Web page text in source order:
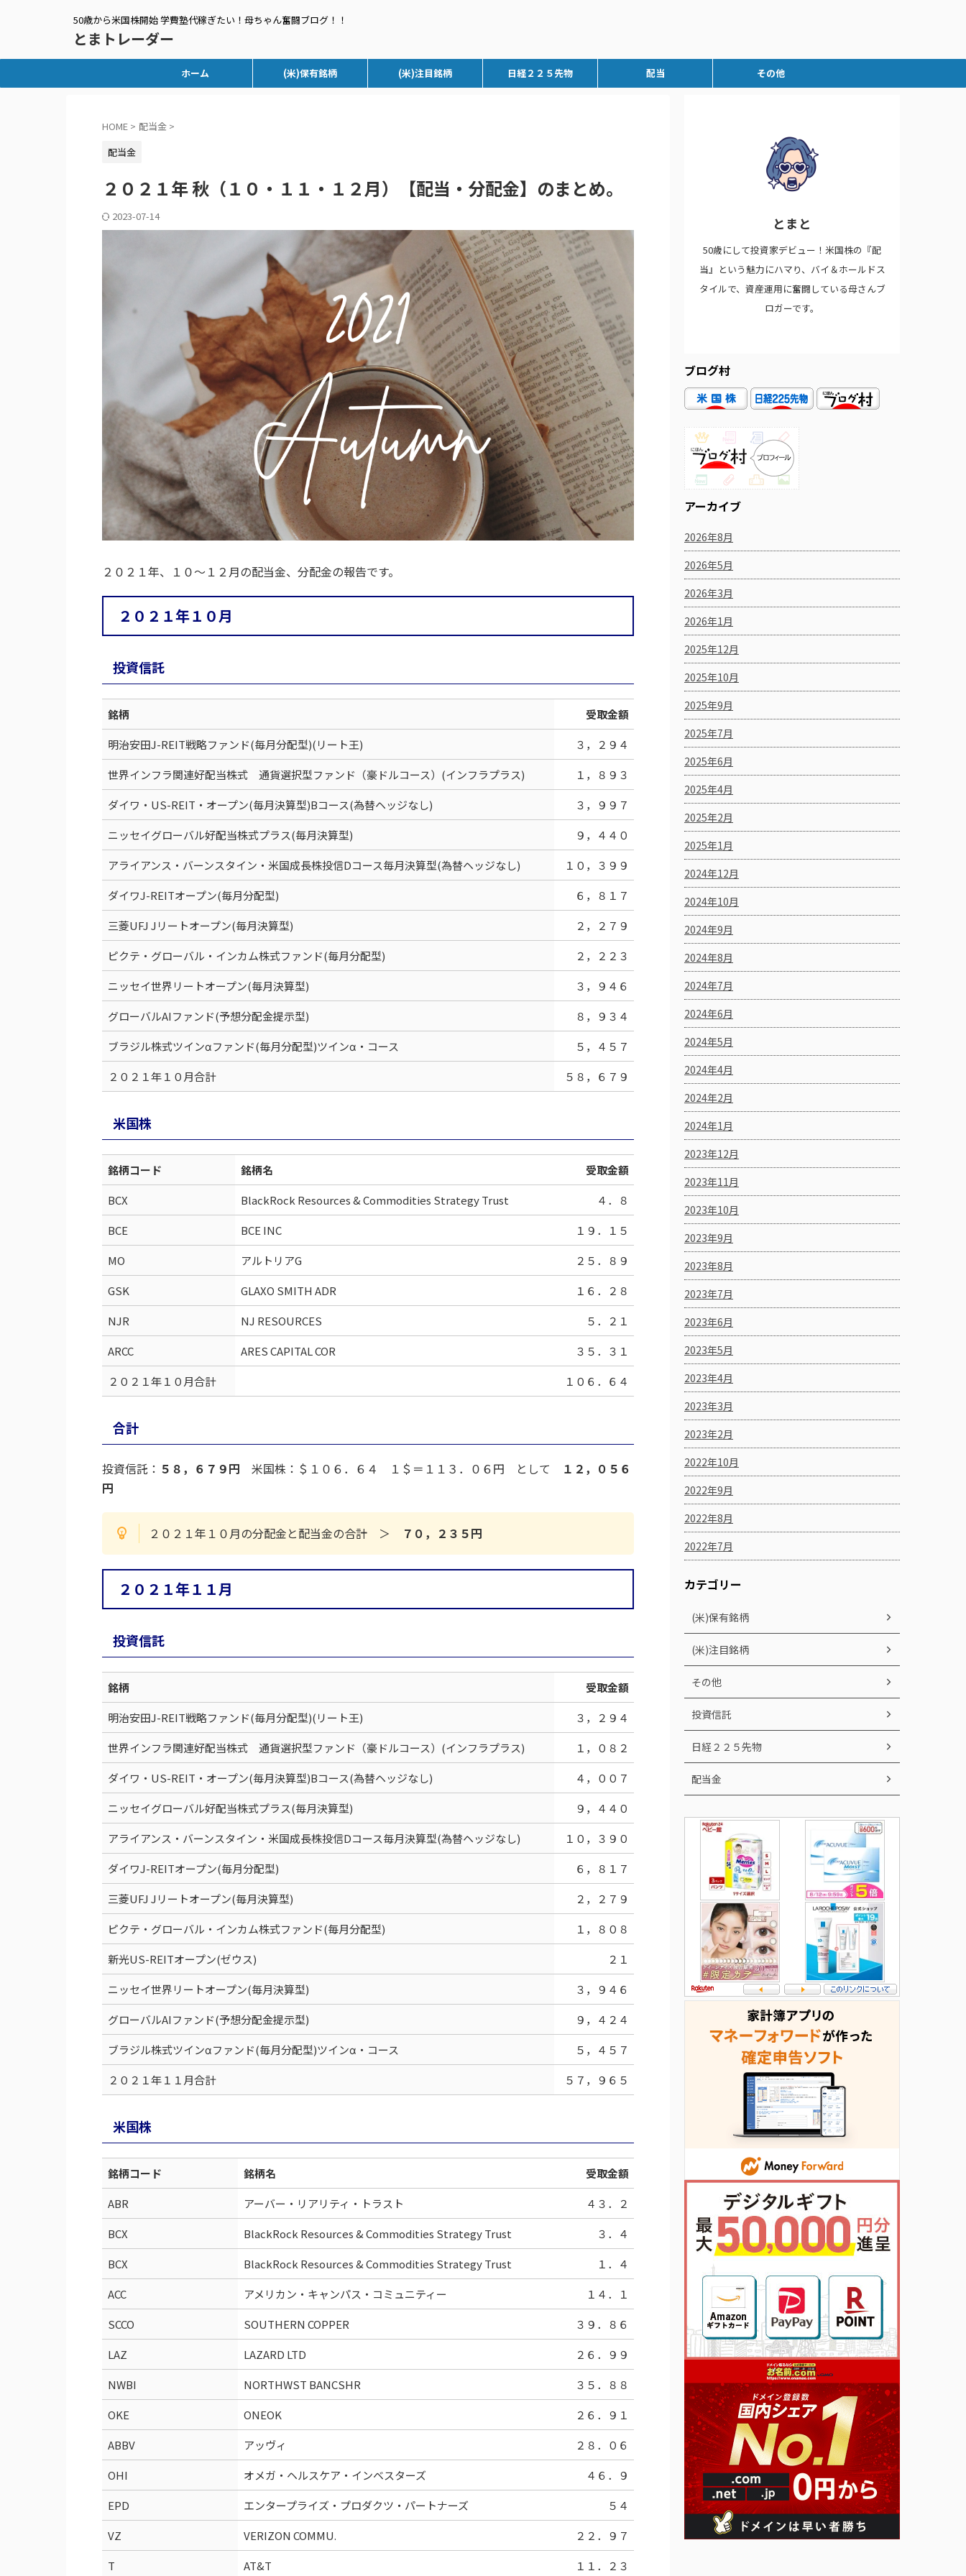
50歳から米国株開始 学費塾代稼ぎたい！母ちゃん奮闘ブログ！！
とまトレーダー
ホーム (米)保有銘柄 (米)注目銘柄 日経２２５先物 配当 その他
HOME > 配当金 >
配当金
２０２１年 秋（１０・１１・１２月）【配当・分配金】のまとめ。
2023-07-14
２０２１年、１０～１２月の配当金、分配金の報告です。
２０２１年１０月
投資信託
銘柄
受取金額
明治安田J-REIT戦略ファンド(毎月分配型)(リート王)
３，２９４
世界インフラ関連好配当株式 通貨選択型ファンド（豪ドルコース）(インフラプラス)
１，８９３
ダイワ・US-REIT・オープン(毎月決算型)Bコース(為替ヘッジなし)
３，９９７
ニッセイグローバル好配当株式プラス(毎月決算型)
９，４４０
アライアンス・バーンスタイン・米国成長株投信Dコース毎月決算型(為替ヘッジなし)
１０，３９９
ダイワJ-REITオープン(毎月分配型)
６，８１７
三菱UFJ Jリートオープン(毎月決算型)
２，２７９
ピクテ・グローバル・インカム株式ファンド(毎月分配型)
２，２２３
ニッセイ世界リートオープン(毎月決算型)
３，９４６
グローバルAIファンド(予想分配金提示型)
８，９３４
ブラジル株式ツインαファンド(毎月分配型)ツインα・コース
５，４５７
２０２１年１０月合計
５８，６７９
米国株
銘柄コード 銘柄名
受取金額
BCX
BlackRock Resources & Commodities Strategy Trust
４．８
BCE
BCE INC
１９．１５
MO
アルトリアG
２５．８９
GSK
GLAXO SMITH ADR
１６．２８
NJR
NJ RESOURCES
５．２１
ARCC
ARES CAPITAL COR
３５．３１
２０２１年１０月合計
１０６．６４
合計
投資信託： ５８，６７９円 米国株：＄１０６．６４ １＄＝１１３．０６円 として
１２，０５６
円
２０２１年１０月の分配金と配当金の合計 ＞ ７０，２３５円
２０２１年１１月
投資信託
銘柄
受取金額
明治安田J-REIT戦略ファンド(毎月分配型)(リート王)
３，２９４
世界インフラ関連好配当株式 通貨選択型ファンド（豪ドルコース）(インフラプラス)
１，０８２
ダイワ・US-REIT・オープン(毎月決算型)Bコース(為替ヘッジなし)
４，００７
ニッセイグローバル好配当株式プラス(毎月決算型)
９，４４０
アライアンス・バーンスタイン・米国成長株投信Dコース毎月決算型(為替ヘッジなし)
１０，３９０
ダイワJ-REITオープン(毎月分配型)
６，８１７
三菱UFJ Jリートオープン(毎月決算型)
２，２７９
ピクテ・グローバル・インカム株式ファンド(毎月分配型)
１，８０８
新光US-REITオープン(ゼウス)
２１
ニッセイ世界リートオープン(毎月決算型)
３，９４６
グローバルAIファンド(予想分配金提示型)
９，４２４
ブラジル株式ツインαファンド(毎月分配型)ツインα・コース
５，４５７
２０２１年１１月合計
５７，９６５
米国株
銘柄コード 銘柄名
受取金額
ABR
アーバー・リアリティ・トラスト
４３．２
BCX
BlackRock Resources & Commodities Strategy Trust
３．４
BCX
BlackRock Resources & Commodities Strategy Trust
１．４
ACC
アメリカン・キャンパス・コミュニティー
１４．１
SCCO
SOUTHERN COPPER
３９．８６
LAZ
LAZARD LTD
２６．９９
NWBI
NORTHWST BANCSHR
３５．８８
OKE
ONEOK
２６．９１
ABBV
アッヴィ
２８．０６
OHI
オメガ・ヘルスケア・インベスターズ
４６．９
EPD
エンタープライズ・プロダクツ・パートナーズ
５４
VZ
VERIZON COMMU.
２２．９７
T
AT&T １１．２３
とまと
50歳にして投資家デビュー！米国株の『配
当』という魅力にハマり、バイ＆ホールドス
タイルで、資産運用に奮闘している母さんブ
ロガーです。
ブログ村
アーカイブ
2026年8月
2026年5月
2026年3月
2026年1月
2025年12月
2025年10月
2025年9月
2025年7月
2025年6月
2025年4月
2025年2月
2025年1月
2024年12月
2024年10月
2024年9月
2024年8月
2024年7月
2024年6月
2024年5月
2024年4月
2024年2月
2024年1月
2023年12月
2023年11月
2023年10月
2023年9月
2023年8月
2023年7月
2023年6月
2023年5月
2023年4月
2023年3月
2023年2月
2022年10月
2022年9月
2022年8月
2022年7月
カテゴリー
(米)保有銘柄
(米)注目銘柄
その他
投資信託
日経２２５先物
配当金